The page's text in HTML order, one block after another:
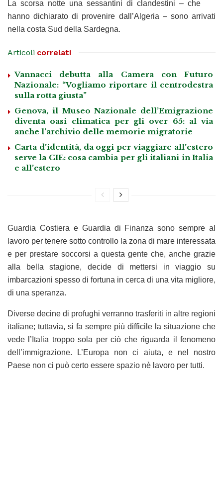
La scorsa notte una sessantini di clandestini – che
hanno dichiarato di provenire dall’Algeria – sono arrivati
nella costa Sud della Sardegna.
Articoli correlati
Vannacci debutta alla Camera con Futuro
Nazionale: “Vogliamo riportare il centrodestra
sulla rotta giusta”
Genova, il Museo Nazionale dell’Emigrazione
diventa oasi climatica per gli over 65: al via
anche l’archivio delle memorie migratorie
Carta d’identità, da oggi per viaggiare all’estero
serve la CIE: cosa cambia per gli italiani in Italia
e all’estero
Guardia Costiera e Guardia di Finanza sono sempre al
lavoro per tenere sotto controllo la zona di mare interessata
e per prestare soccorsi a questa gente che, anche grazie
alla bella stagione, decide di mettersi in viaggio su
imbarcazioni spesso di fortuna in cerca di una vita migliore,
di una speranza.
Diverse decine di profughi verranno trasferiti in altre regioni
italiane; tuttavia, si fa sempre più difficile la situazione che
vede l’Italia troppo sola per ciò che riguarda il fenomeno
dell’immigrazione. L’Europa non ci aiuta, e nel nostro
Paese non ci può certo essere spazio nè lavoro per tutti.